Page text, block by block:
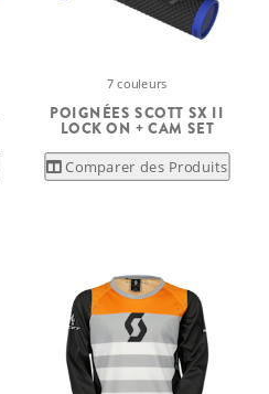
7 couleurs
POIGNÉES SCOTT SX II
LOCK ON + CAM SET
Comparer des Produits